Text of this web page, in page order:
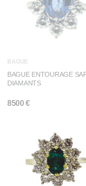
BAGUE
BAGUE ENTOURAGE
DIAMANTS
8500€